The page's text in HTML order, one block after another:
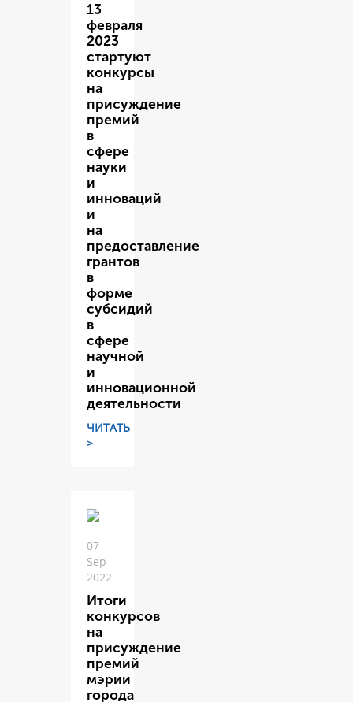
13
февраля
2023
стартуют
конкурсы
на
присуждение
премий
в
сфере
науки
и
инноваций
и
на
предоставление
грантов
в
форме
субсидий
в
сфере
научной
и
инновационной
деятельности
ЧИТАТЬ
>
07
Sep
2022
Итоги
конкурсов
на
присуждение
премий
мэрии
города